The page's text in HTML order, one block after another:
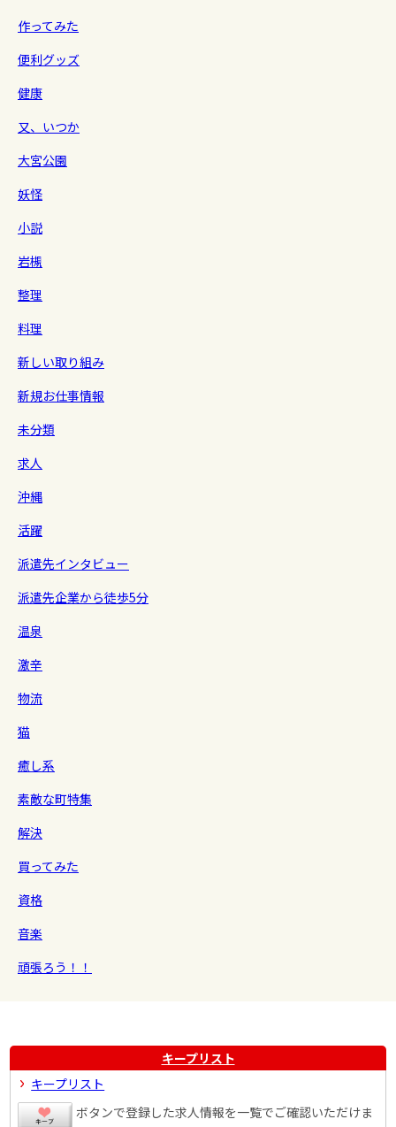
作ってみた
便利グッズ
健康
又、いつか
大宮公園
妖怪
小説
岩槻
整理
料理
新しい取り組み
新規お仕事情報
未分類
求人
沖縄
活躍
派遣先インタビュー
派遣先企業から徒歩5分
温泉
激辛
物流
猫
癒し系
素敵な町特集
解決
買ってみた
資格
音楽
頑張ろう！！
キープリスト
キープリスト
ボタンで登録した求人情報を一覧でご確認いただけま